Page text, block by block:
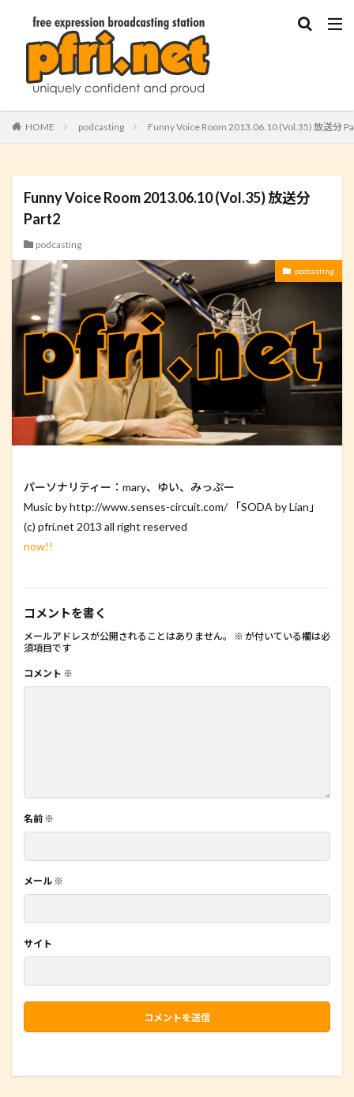
HOME podcasting Funny Voice Room 2013.06.10 (Vol.35) 放送分
Funny Voice Room 2013.06.10 (Vol.35) 放送分
Part2
podcasting
podcasting
パーソナリティー：mary、ゆい、みっぷー
Music by http://www.senses-circuit.com/ 「SODA by Lian」
(c) pfri.net 2013 all right reserved
now!!
コメントを書く
メールアドレスが公開されることはありません。 ※ が付いている欄は必
須項目です
コメント ※
名前 ※
メール ※
サイト